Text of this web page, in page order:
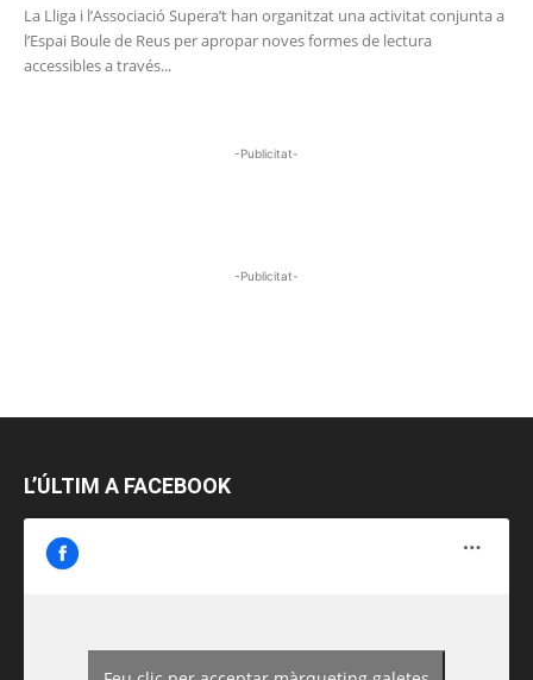
La Lliga i l’Associació Supera’t han organitzat una activitat conjunta a
l’Espai Boule de Reus per apropar noves formes de lectura
accessibles a través...
-Publicitat-
-Publicitat-
L’ÚLTIM A FACEBOOK